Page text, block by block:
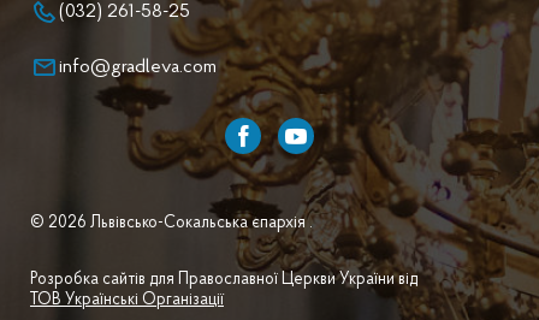
(032) 261-58-25
info@gradleva.com
© 2026 Львівсько-Сокальська єпархія .
Розробка сайтів для Православної Церкви України від
ТОВ Українські Організації